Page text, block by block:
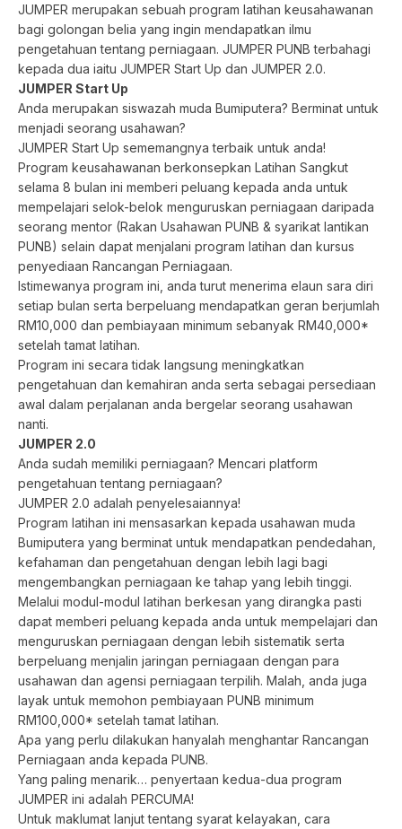
JUMPER merupakan sebuah program latihan keusahawanan
bagi golongan belia yang ingin mendapatkan ilmu
pengetahuan tentang perniagaan. JUMPER PUNB terbahagi
kepada dua iaitu JUMPER Start Up dan JUMPER 2.0.
JUMPER Start Up
Anda merupakan siswazah muda Bumiputera? Berminat untuk
menjadi seorang usahawan?
JUMPER Start Up sememangnya terbaik untuk anda!
Program keusahawanan berkonsepkan Latihan Sangkut
selama 8 bulan ini memberi peluang kepada anda untuk
mempelajari selok-belok menguruskan perniagaan daripada
seorang mentor (Rakan Usahawan PUNB & syarikat lantikan
PUNB) selain dapat menjalani program latihan dan kursus
penyediaan Rancangan Perniagaan.
Istimewanya program ini, anda turut menerima elaun sara diri
setiap bulan serta berpeluang mendapatkan geran berjumlah
RM10,000 dan pembiayaan minimum sebanyak RM40,000*
setelah tamat latihan.
Program ini secara tidak langsung meningkatkan
pengetahuan dan kemahiran anda serta sebagai persediaan
awal dalam perjalanan anda bergelar seorang usahawan
nanti.
JUMPER 2.0
Anda sudah memiliki perniagaan? Mencari platform
pengetahuan tentang perniagaan?
JUMPER 2.0 adalah penyelesaiannya!
Program latihan ini mensasarkan kepada usahawan muda
Bumiputera yang berminat untuk mendapatkan pendedahan,
kefahaman dan pengetahuan dengan lebih lagi bagi
mengembangkan perniagaan ke tahap yang lebih tinggi.
Melalui modul-modul latihan berkesan yang dirangka pasti
dapat memberi peluang kepada anda untuk mempelajari dan
menguruskan perniagaan dengan lebih sistematik serta
berpeluang menjalin jaringan perniagaan dengan para
usahawan dan agensi perniagaan terpilih. Malah, anda juga
layak untuk memohon pembiayaan PUNB minimum
RM100,000* setelah tamat latihan.
Apa yang perlu dilakukan hanyalah menghantar Rancangan
Perniagaan anda kepada PUNB.
Yang paling menarik… penyertaan kedua-dua program
JUMPER ini adalah PERCUMA!
Untuk maklumat lanjut tentang syarat kelayakan, cara